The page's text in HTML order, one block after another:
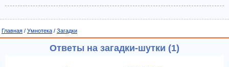
Главная / Умнотека / Загадки
Ответы на загадки-шутки (1)